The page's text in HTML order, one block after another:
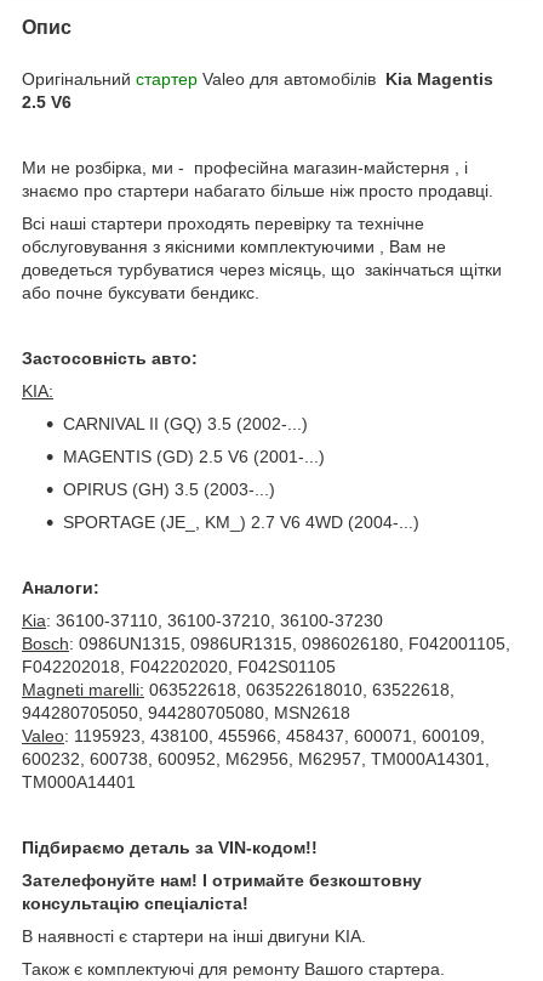
Опис
Оригінальний стартер Valeo для автомобілів Kia Magentis
2.5 V6
Ми не розбірка, ми - професійна магазин-майстерня , і
знаємо про стартери набагато більше ніж просто продавці.
Всі наші стартери проходять перевірку та технічне
обслуговування з якісними комплектуючими , Вам не
доведеться турбуватися через місяць, що закінчаться щітки
або почне буксувати бендикс.
Застосовність авто:
KIA:
CARNIVAL II (GQ) 3.5 (2002-...)
MAGENTIS (GD) 2.5 V6 (2001-...)
OPIRUS (GH) 3.5 (2003-...)
SPORTAGE (JE_, KM_) 2.7 V6 4WD (2004-...)
Аналоги:
Kia: 36100-37110, 36100-37210, 36100-37230
Bosch: 0986UN1315, 0986UR1315, 0986026180, F042001105,
F042202018, F042202020, F042S01105
Magneti marelli: 063522618, 063522618010, 63522618,
944280705050, 944280705080, MSN2618
Valeo: 1195923, 438100, 455966, 458437, 600071, 600109,
600232, 600738, 600952, M62956, M62957, TM000A14301,
TM000A14401
Підбираємо деталь за VIN-кодом!!
Зателефонуйте нам! І отримайте безкоштовну
консультацію спеціаліста!
В наявності є стартери на інші двигуни KIA.
Також є комплектуючі для ремонту Вашого стартера.